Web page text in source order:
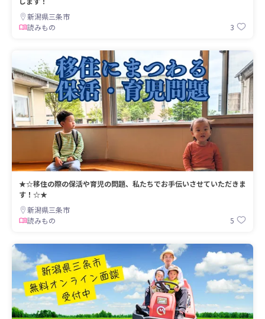
新潟県三条市
読みもの
3
★☆移住の際の保活や育児の問題、私たちでお手伝いさせていただきま
す！☆★
新潟県三条市
読みもの
5